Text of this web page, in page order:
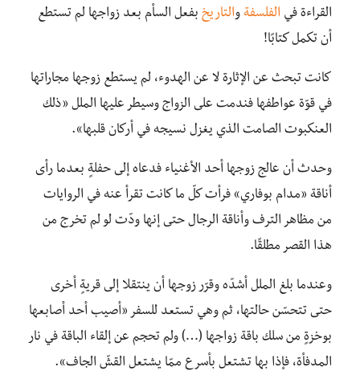
القراءة في الفلسفة والتاريخ بفعل السأم بعد زواجها لم تستطع
أن تكمل كتابًا!
كانت تبحث عن الإثارة لا عن الهدوء، لم يستطع زوجها مجاراتها
في قوّة عواطفها فندمت على الزواج وسيطر عليها الملل «ذلك
العنكبوت الصامت الذي يغزل نسيجه في أركان قلبها».
وحدث أن عالج زوجها أحد الأغنياء فدعاه إلى حفلةٍ بعدما رأى
أناقة «مدام بوفاري» فرأت كلّ ما كانت تقرأ عنه في الروايات
من مظاهر الترف وأناقة الرجال حتى إنها ودّت لو لم تخرج من
هذا القصر مطلقًا.
وعندما بلغ الملل أشدّه وقرّر زوجها أن ينتقلا إلى قريةٍ أخرى
حتى تتحسّن حالتها، ثم وهي تستعد للسفر «أصيب أحد أصابعها
بوخزةٍ من سلك باقة زواجها (…) ولم تحجم عن إلقاء الباقة في نار
المدفأة، فإذا بها تشتعل بأسرع ممّا يشتعل القشّ الجاف».